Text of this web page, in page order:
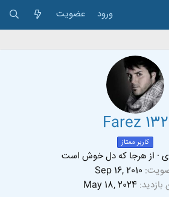
ورود عضویت
Farez 132
کاربر ممتاز
· ازهرجا که دل خوش است
Sep 16, 2010
بازدید May 18, 2024